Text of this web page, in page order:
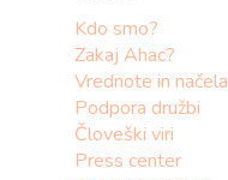
Kdo smo?
Zakaj Ahac?
Vrednote in načela
Podpora družbi
Človeški viri
Press center